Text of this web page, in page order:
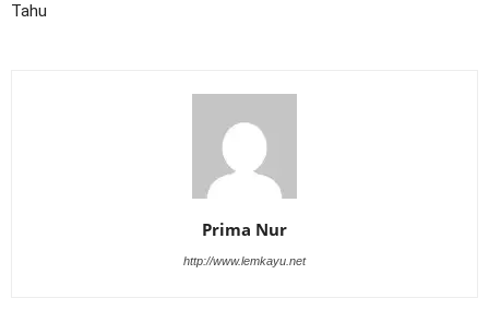
Tahu
Prima Nur
http://www.lemkayu.net